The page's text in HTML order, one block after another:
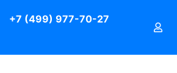
+7 (499) 977-70-27